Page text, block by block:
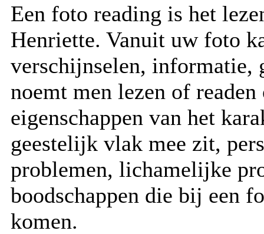
Een foto reading is het
Henriette. Vanuit uw foto
verschijnselen, informatie,
noemt men lezen of
eigenschappen van het
geestelijk vlak mee zit,
problemen, lichamelijke
boodschappen die bij een
komen.